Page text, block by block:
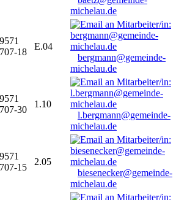
michelau.de
18
E.04
bergmann@gemeinde-
michelau.de
30
1.10
l.bergmann@gemeinde-
michelau.de
15
2.05
biesenecker@gemeinde-
michelau.de